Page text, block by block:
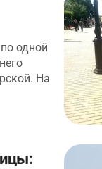
одной
На